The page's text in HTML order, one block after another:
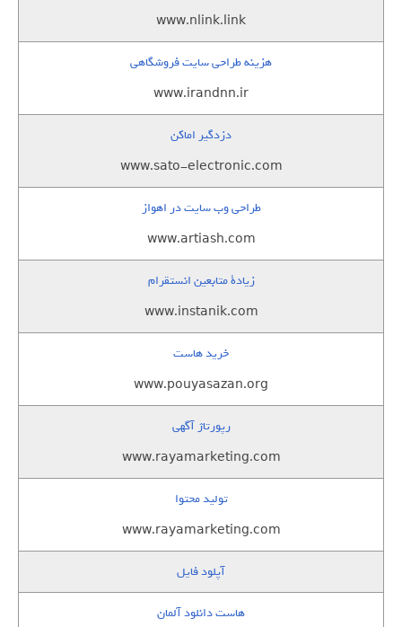
www.nlink.link
هزینه طراحی سایت فروشگاهی
www.irandnn.ir
دزدگیر اماکن
www.sato-electronic.com
طراحی وب سایت در اهواز
www.artiash.com
زيادة متابعين انستقرام
www.instanik.com
خرید هاست
www.pouyasazan.org
رپورتاژ آگهی
www.rayamarketing.com
تولید محتوا
www.rayamarketing.com
آپلود فایل
هاست دانلود آلمان